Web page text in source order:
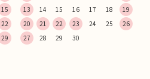
15
22
29
13
14 15 16 17 18
19
20
21 22 23 24 25
26
27
28 29 30